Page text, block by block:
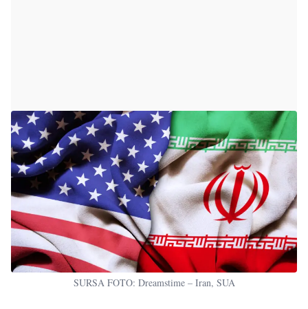
SURSA FOTO: Dreamstime – Iran, SUA